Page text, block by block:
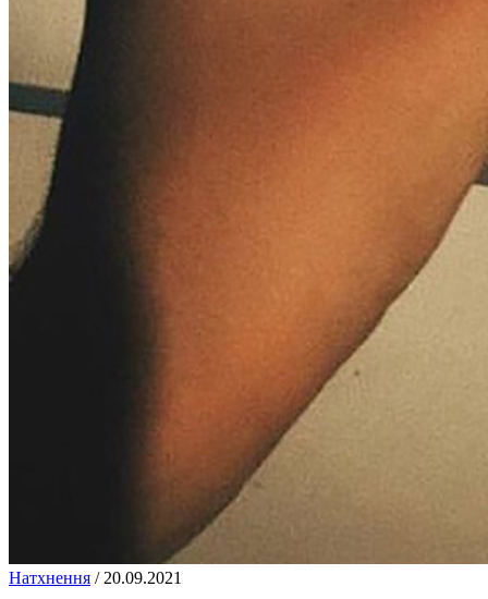
Натхнення / 20.09.2021